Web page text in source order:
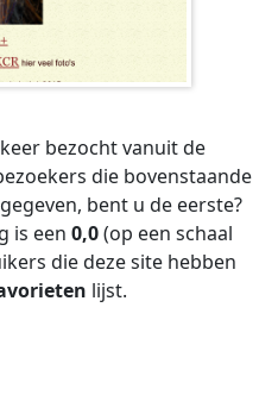
keer bezocht vanuit de
die bovenstaande
bent u de eerste?
is een 0,0(op een schaal
die deze site hebben
lijst.